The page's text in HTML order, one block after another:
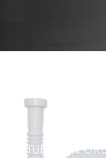
TUBOS DE